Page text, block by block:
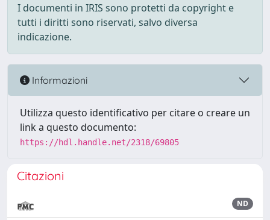
I documenti in IRIS sono protetti da copyright e
tutti i diritti sono riservati, salvo diversa
indicazione.
Informazioni
Utilizza questo identificativo per citare o creare un
link a questo documento:
https://hdl.handle.net/2318/69805
Citazioni
ND